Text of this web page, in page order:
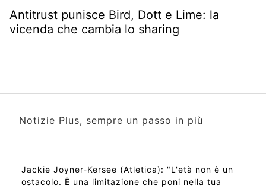
Antitrust punisce Bird, Dott e Lime: la
vicenda che cambia lo sharing
Notizie Plus, sempre un passo in più
Jackie Joyner-Kersee (Atletica): "L'età non è un
ostacolo. È una limitazione che poni nella tua